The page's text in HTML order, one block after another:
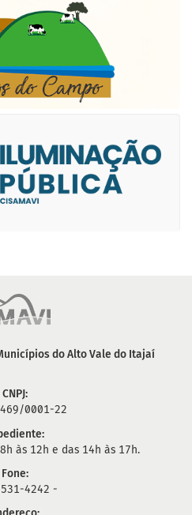
do Alto Vale do Itajaí
CNPJ:
0001-22
às 12h e das 14h às 17h.
Fone:
4242 -